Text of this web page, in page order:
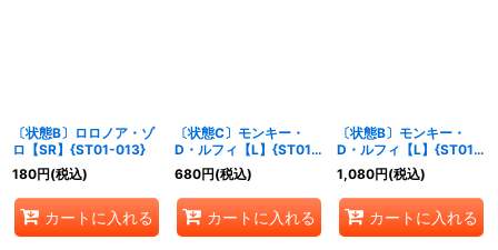
〔状態B〕ロロノア・ゾ
ロ【SR】{ST01-013}
180円(税込)
カートに入れる
〔状態C〕モンキー・
D・ルフィ【L】{ST01-
001}
680円(税込)
カートに入れる
〔状態B〕モンキー・
D・ルフィ【L】{ST01-
001}
1,080円(税込)
カートに入れる